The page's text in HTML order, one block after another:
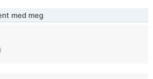
med meg